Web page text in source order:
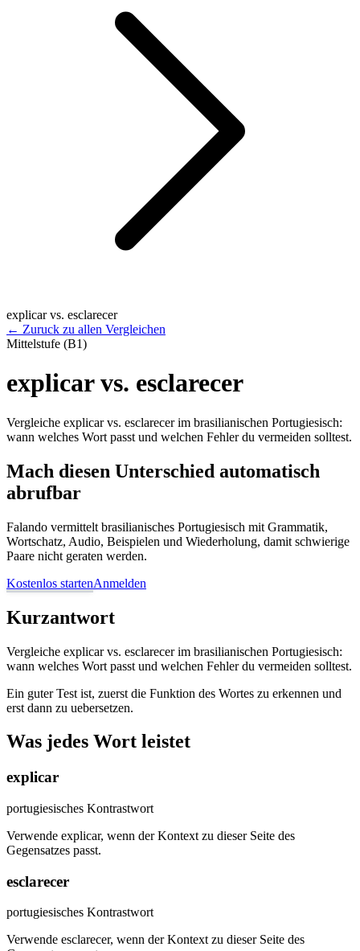
explicar vs. esclarecer
← Zuruck zu allen Vergleichen
Mittelstufe (B1)
explicar vs. esclarecer
Vergleiche explicar vs. esclarecer im brasilianischen Portugiesisch:
wann welches Wort passt und welchen Fehler du vermeiden solltest.
Mach diesen Unterschied automatisch
abrufbar
Falando vermittelt brasilianisches Portugiesisch mit Grammatik,
Wortschatz, Audio, Beispielen und Wiederholung, damit schwierige
Paare nicht geraten werden.
Kostenlos startenAnmelden
Kurzantwort
Vergleiche explicar vs. esclarecer im brasilianischen Portugiesisch:
wann welches Wort passt und welchen Fehler du vermeiden solltest.
Ein guter Test ist, zuerst die Funktion des Wortes zu erkennen und
erst dann zu uebersetzen.
Was jedes Wort leistet
explicar
portugiesisches Kontrastwort
Verwende explicar, wenn der Kontext zu dieser Seite des
Gegensatzes passt.
esclarecer
portugiesisches Kontrastwort
Verwende esclarecer, wenn der Kontext zu dieser Seite des